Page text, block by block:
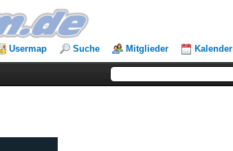
Usermap Suche Mitglieder Kalender